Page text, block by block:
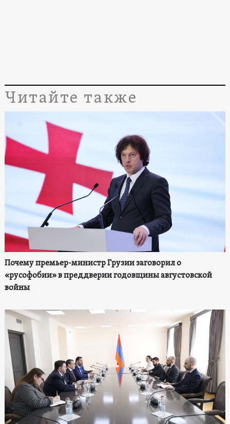
Читайте также
Почему премьер-министр Грузии заговорил о
«русофобии» в преддверии годовщины августовской
войны